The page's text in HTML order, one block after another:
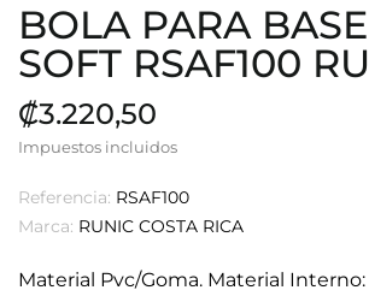
BOLA PARA
SOFT RSAF100
₡3.220,50
Impuestos incluidos
Referencia: RSAF100
Marca: RUNIC COSTA RICA
Material Pvc/Goma. Material